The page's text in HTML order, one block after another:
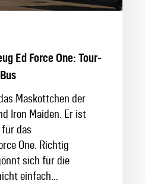
Ed Force One: Tour-
Maskottchen der
Iron Maiden. Er ist
das
One. Richtig
sich für die
einfach…